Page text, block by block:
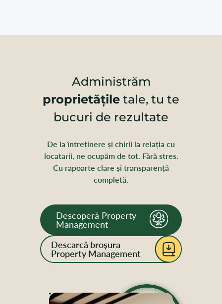
Administrăm
proprietățile tale, tu te
bucuri de rezultate
De la întreținere și chirii la relația cu
locatarii, ne ocupăm de tot. Fără stres.
Cu rapoarte clare și transparență
completă.
Descoperă Property
Management
Descarcă broșura
Property Management